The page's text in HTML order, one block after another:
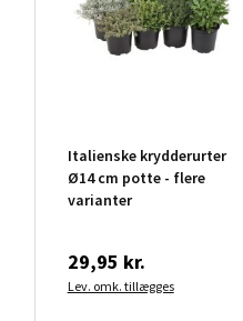
Italienske krydderurter
Ø14 cm potte - flere
varianter
29,95 kr.
Lev. omk. tillægges